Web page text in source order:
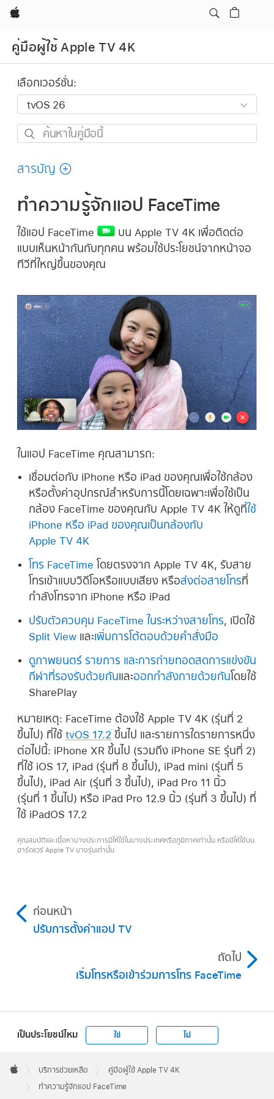
Apple
คู่มือผู้ใช้ Apple TV 4K
เลือกเวอร์ชั่น:
ค้นหา
คู่มือ
สารบัญ
ทำความรู้จักแอป FaceTime
ใช้แอป FaceTime บน Apple TV 4K เพื่อติดต่อ
แบบเห็นหน้ากันกับทุกคน พร้อมใช้ประโยชน์จากหน้าจอ
ทีวีที่ใหญ่ขึ้นของคุณ
ในแอป FaceTime คุณสามารถ:
เชื่อมต่อกับ iPhone หรือ iPad ของคุณเพื่อใช้กล้อง
หรือตั้งค่าอุปกรณ์สำหรับการนี้โดยเฉพาะเพื่อใช้เป็น
กล้อง FaceTime ของคุณกับ Apple TV 4K ให้ดูที่ใช้
iPhone หรือ iPad ของคุณเป็นกล้องกับ
Apple TV 4K
โทร FaceTime โดยตรงจาก Apple TV 4K , รับสาย
โทรเข้าแบบวิดีโอหรือแบบเสียง หรือส่งต่อสายโทรที่
กำลังโทรจาก iPhone หรือ iPad
ปรับตัวควบคุม FaceTime ในระหว่างสายโทร , เปิดใช้
Split Viewและเพิ่มการโต้ตอบด้วยคำสั่งมือ
ดูภาพยนตร์ รายการ และการถ่ายทอดสดการแข่งขัน
กีฬาที่รองรับด้วยกันและออกกำลังกายด้วยกันโดยใช้
SharePlay
หมายเหตุ: FaceTime ต้องใช้ Apple TV 4K (รุ่นที่ 2
ขึ้นไป) ที่ใช้ tvOS 17.2 ขึ้นไป และรายการใดรายการหนึ่ง
ต่อไปนี้: iPhone XR ขึ้นไป (รวมถึง iPhone SE รุ่นที่ 2)
ที่ใช้ iOS 17, iPad (รุ่นที่ 8 ขึ้นไป), iPad mini (รุ่นที่ 5
ขึ้นไป), iPad Air (รุ่นที่ 3 ขึ้นไป), iPad Pro 11 นิ้ว
(รุ่นที่ 1 ขึ้นไป) หรือ iPad Pro 12.9 นิ้ว (รุ่นที่ 3 ขึ้นไป) ที่
ใช้ iPadOS 17.2
คุณสมบัติและเนื้อหาบางประการมีให้ใช้ในบางประเทศหรือภูมิภาคเท่านั้น หรือมีให้ใช้บน
ฮาร์ดแวร์ Apple TV บางรุ่นเท่านั้น
ก่อนหน้า
ปรับการตั้งค่าแอป TV
ถัดไป
เริ่มโทรหรือเข้าร่วมการโทร FaceTime
เป็นประโยชน์ไหม ใช่ ไม่
Footer

บริการช่วยเหลือ คู่มือผู้ใช้ Apple TV 4K
ทำความรู้จักแอป FaceTime